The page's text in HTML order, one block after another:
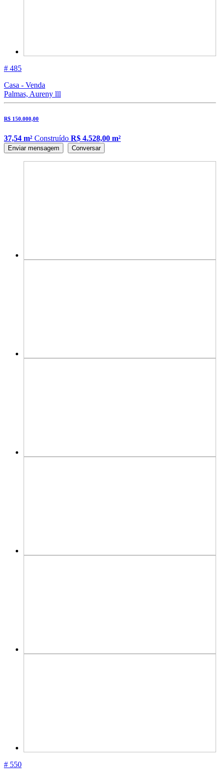
# 485
Casa - Venda
Palmas, Aureny lll
R$ 150.000,00
37,54 m² Construído R$ 4.528,00 m²
Enviar mensagem Conversar
# 550